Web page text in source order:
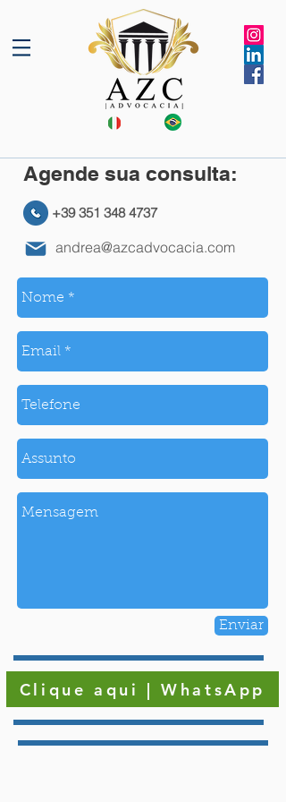
Agende sua consulta:
+39 351 348 4737
andrea@azcadvocacia.com
Enviar
Clique aqui | WhatsApp